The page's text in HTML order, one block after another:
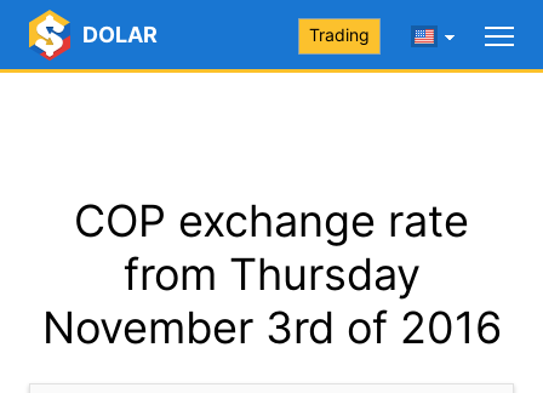
DOLAR Trading
COP exchange rate
from Thursday
November 3rd of 2016